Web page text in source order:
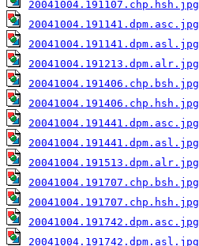
20041004.191107.chp.hsh.jpg
20041004.191141.dpm.asc.jpg
20041004.191141.dpm.asl.jpg
20041004.191213.dpm.alr.jpg
20041004.191406.chp.bsh.jpg
20041004.191406.chp.hsh.jpg
20041004.191441.dpm.asc.jpg
20041004.191441.dpm.asl.jpg
20041004.191513.dpm.alr.jpg
20041004.191707.chp.bsh.jpg
20041004.191707.chp.hsh.jpg
20041004.191742.dpm.asc.jpg
20041004.191742.dpm.asl.jpg